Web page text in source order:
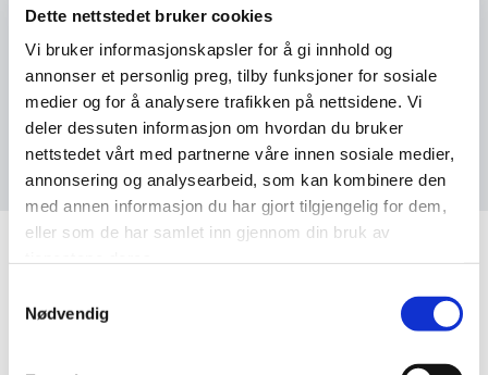
Dette nettstedet bruker cookies
Vi bruker informasjonskapsler for å gi innhold og
annonser et personlig preg, tilby funksjoner for sosiale
medier og for å analysere trafikken på nettsidene. Vi
deler dessuten informasjon om hvordan du bruker
nettstedet vårt med partnerne våre innen sosiale medier,
annonsering og analysearbeid, som kan kombinere den
med annen informasjon du har gjort tilgjengelig for dem,
eller som de har samlet inn gjennom din bruk av
Nødvendig
Planene sammenlignes med det som trengs for å nå
klimamålene basert på et scenario fra Det Internasjonale
Energibyrå som gir en 50 prosent sjanse til å begrense
global oppvarming til 1,75 grader.
Les hele analysen her.
DETTE HAR SKJEDD